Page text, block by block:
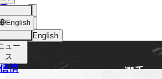
English
ョッ
プ
ュー
ス
情
English
選手